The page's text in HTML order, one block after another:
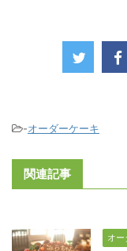
-オーダーケーキ
関連記事
オー